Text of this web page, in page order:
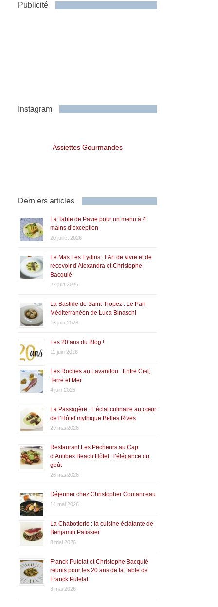
Publicité
Instagram
Assiettes Gourmandes
Derniers articles
La Table de Pavie pour un menu à 4
mains d’exception
20 juillet 2026
Le Mas Les Eydins : l’Art de vivre et de
recevoir d’Alexandra et Christophe
Bacquié
22 juin 2026
La Bastide de Saint-Tropez : Le Pari
Méditerranéen de Luca Binaschi
16 juin 2026
Les 20 ans du Blog !
11 juin 2026
Les Roches au Lavandou : Entre Ciel,
Terre et Mer
4 juin 2026
La Passagère : L’éclat culinaire au cœur
de l’Hôtel mythique Belles Rives
29 mai 2026
Restaurant Les Pêcheurs au Cap
d’Antibes Beach Hôtel : l’élégance du
goût
26 mai 2026
Déjeuner chez Christopher Coutanceau
14 mai 2026
La Chabotterie : la cuisine éclatante de
Benjamin Patissier
8 mai 2026
Franck Putelat et Christophe Bacquié
réunis pour les 20 ans de la Table de
Franck Putelat
3 mai 2026